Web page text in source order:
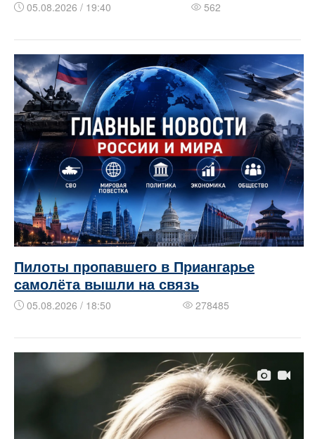
05.08.2026 / 19:40 562
Пилоты пропавшего в Приангарье
самолёта вышли на связь
05.08.2026 / 18:50 278485